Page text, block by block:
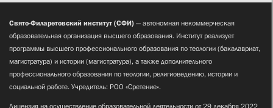
Свято-Филаретовский институт (СФИ) — автономная некоммерческая
образовательная организация высшего образования. Институт реализует
программы высшего профессионального образования по теологии (бакалавриат,
магистратура) и истории (магистратура), а также дополнительного
профессионального образования по теологии, религиоведению, истории и
социальной работе. Учредитель: РОО «Сретение».
Лицензия на осуществление образовательной деятельности от 29 декабря 2022